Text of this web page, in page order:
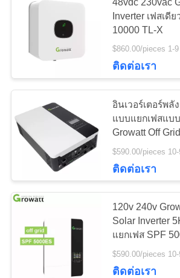
แผนผัง
เว็บไซต์
PRIVACY
POLICY
อินเวอร์เตอร์พลั
แสงอาทิตย์แบ
บริด
แบตเตอรี่ลิเธีย
ไอออนพลังงา
อาทิตย์
Inverter เฟสเดี
10000 TL-X
$860.00/pieces 1-
ติดต่อเรา
อินเวอร์เตอร์พลั
แบบแยกเฟสแบ
Growatt Off
SPF 3500 ES
ติดต่อเรา
120v 240v
Solar Inverter
แยกเฟส SPF
ติดต่อเรา